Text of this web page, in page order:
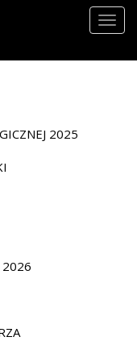
2025
2026